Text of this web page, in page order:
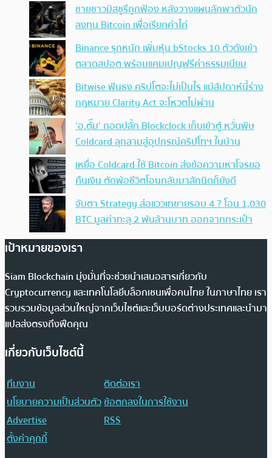
ชายชาวมิสซูรีถูกฟ้อง หลังวางแผนลักพาตัวนัก
ลงทุน Bitcoin เพื่อเรียกค่าไถ่
Binance รุกหนัก เพิ่มหุ้น bStocks 10 ตัวดังเข้า
ตลาดสปอต พร้อมแคมเปญฟรีค่าธรรมเนียม
Bitwise ฟันธง คริปโตจะไม่เป็นไร แม้สัปดาห์นี้ร่าง
กฎหมาย Clarity Act จะโหวตไม่ผ่าน
‘อ.ตั๊ม’ ถอดปลั้ก Blockclock เก็บเข้าตู้ หวั่นพิษ
Coldcard ลุกลามสู่อุปกรณ์คริปโทฯ ในบ้าน
เหยื่อ Coldcard ใช้ Bitcoin ส่งข้อความหาโจรขอ
คืนเงิน ตัดพ้อชีวิตโอนกลับมาสักนิดก็ยังดี
จับตา Strategy ส่อแววเทขายรอบ 4 ? โอน 1,030
BTC มูลค่าทะลุ 2 พันล้านบาท ออกจากกระเป๋า
เป้าหมายของเรา
Siam Blockchain มุ่งมั่นที่จะช่วยนำเสนอสารเกี่ยวกับ
Cryptocurrency และเทคโนโลยีบล็อกเชนเพื่อคนไทย ในภาษาไทย เรา
รวบรวมข้อมูลส่วนใหญ่จากเว็บไซต์และเว็บบอร์ดต่างประเทศและนำมา
แปลส่งตรงถึงฟีดคุณ
เกี่ยวกับเว็บไซต์นี้
ทีมงาน
ติดต่อเรา
นโยบายความเป็นส่วนตัวข้อตกลงในการใช้งาน
Advertise
RSS
ตั้งค่าคุกกี้